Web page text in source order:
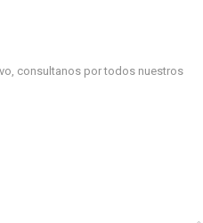
consultanos por todos nuestros